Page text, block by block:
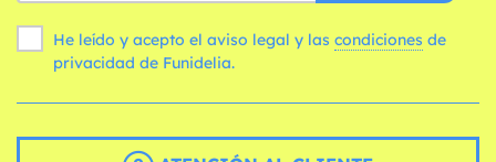
He leído y acepto el aviso legal y las condiciones
privacidad de Funidelia.